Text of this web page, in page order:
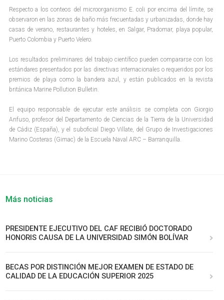
Respecto a los conteos del microorganismo E. coli por encima del límite, se
observaron en las zonas de baño más frecuentadas y urbanizadas, donde hay
casas de verano, restaurantes y hoteles, en Salgar, Pradomar, playa popular,
Puerto Colombia y Puerto Velero.
Los resultados preliminares del trabajo científico pueden compararse con los
estándares presentados por las directivas internacionales o requeridos por los
premios de playa como la bandera azul, y están publicados en la revista
británica Marine Pollution Bulletin.
El equipo responsable de ejecutar este análisis se completa con Giorgio
Anfuso, profesor del Departamento de Ciencias de la Tierra de la Universidad
de Cádiz (España), y el suboficial Diego Villate, del Grupo de Investigaciones
Marino Costeras (Gimac) de la Escuela Naval ARC – Barranquilla.
Más noticias
PRESIDENTE EJECUTIVO DEL CAF RECIBIÓ DOCTORADO
HONORIS CAUSA DE LA UNIVERSIDAD SIMÓN BOLÍVAR
BECAS POR DISTINCIÓN MEJOR EXAMEN DE ESTADO DE
CALIDAD DE LA EDUCACIÓN SUPERIOR 2025